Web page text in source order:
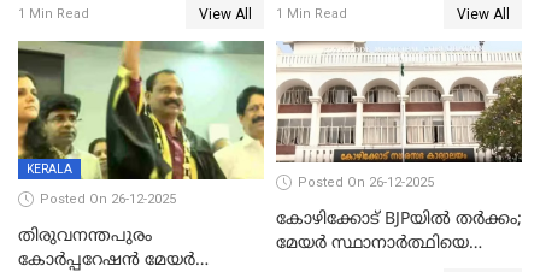
ആദ്യ വോട്ട് അസാധു; കണ്ണൂർ
ഡെപ്യൂട്ടി മേയർ സ്ഥാനത്ത്
താഹിറിന് വിജയം
1 Min Read View All
മുഖ്യമന്ത്രിയുടെ ഓഫീസ്
തന്നെ വിശദീകരിയ്ക്കുന്നു;
സത്യമിതാണ്
1 Min Read View All
KERALA
Posted On 26-12-2025
തിരുവനന്തപുരം
കോര്‍പ്പറേഷന്‍ മേയര്‍
Posted On 26-12-2025
കോഴിക്കോട് BJPയിൽ തർക്കം;
മേയർ സ്ഥാനാർത്ഥിയെ